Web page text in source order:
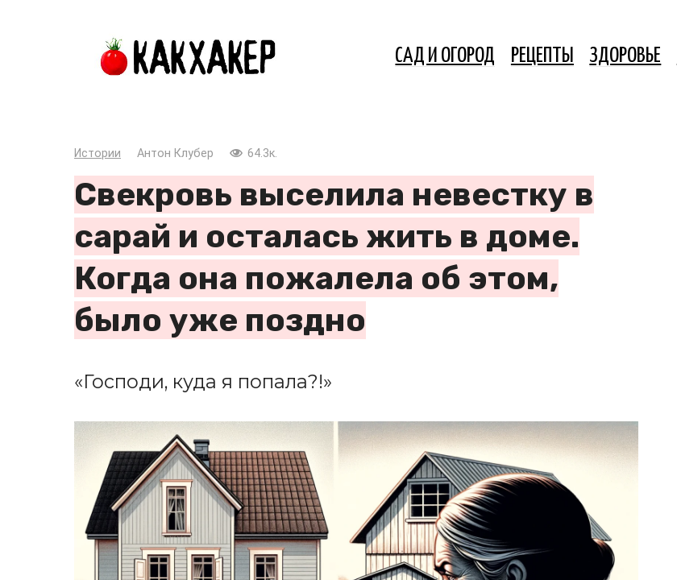
САД И ОГОРОД РЕЦЕПТЫ ЗДОРОВЬЕ
Истории Антон Клубер 64.3к.
Свекровь выселила невестку в
сарай и осталась жить в доме.
Когда она пожалела об этом,
было уже поздно
«Господи, куда я попала?!»